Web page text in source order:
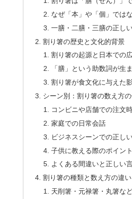
なぜ「本」や「個」では
一膳・二膳・三膳の正し
割り箸の歴史と文化的背景
割り箸の起源と日本での
「膳」という助数詞が生
割り箸が食文化に与えた
シーン別：割り箸の数え方
コンビニや店舗での注文
家庭での日常会話
ビジネスシーンでの正し
子供に教える際のポイント
よくある間違いと正しい
割り箸の種類と数え方の違い
天削箸・元禄箸・丸箸な